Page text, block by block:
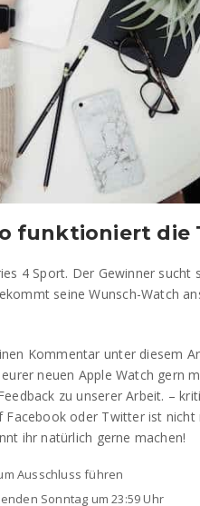
funktioniert die
4 Sport. Der Gewinner sucht
seine Wunsch-Watch
Kommentar unter diesem
neuen Apple Watch gern
zu unserer Arbeit. –
Facebook oder Twitter ist
ihr natürlich gerne machen!
Ausschluss führen
Sonntag um 23:59 Uhr